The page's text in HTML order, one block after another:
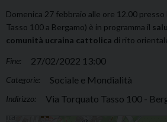
Domenica 27 febbraio alle ore 12.00 presso
Tasso 100 a Bergamo) è in programma il
comunità ucraina cattolica di rito
Fine: 27/02/2022 13:00
Categorie: Sociale e Mondialità
Indirizzo: Via Torquato Tasso 100 -